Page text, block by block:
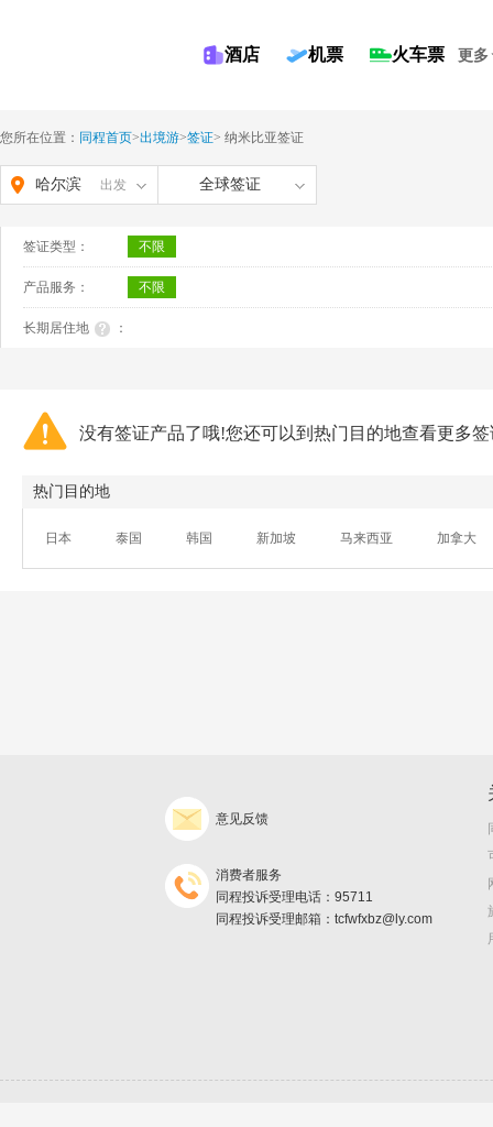
酒店 机票 火车票 更多
您所在位置： 同程首页>出境游>签证> 纳米比亚签证
哈尔滨 出发 全球签证
签证类型： 不限
产品服务： 不限
长期居住地 ：
没有签证产品了哦!您还可以到热门目的地查看更多
热门目的地
日本 泰国 韩国 新加坡 马来西亚 加拿大
意见反馈
消费者服务
同程投诉受理电话：95711
同程投诉受理邮箱：tcfwfxbz@ly.com